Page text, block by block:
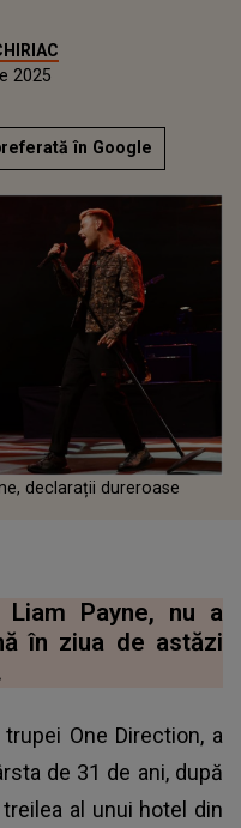
2025
în Google
declarații dureroase
Liam Payne, nu a
în ziua de astăzi
One Direction, a
de 31 de ani, după
al unui hotel din